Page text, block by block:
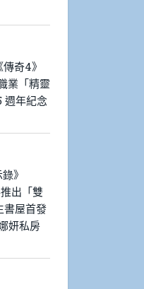
奇4》
業「精靈
年紀念
》
出「雙
屋首發
妍私房